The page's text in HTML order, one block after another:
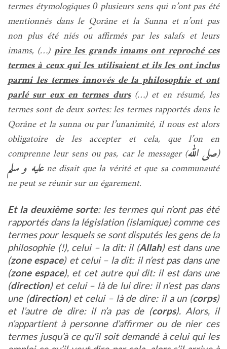
termes étymologiques 0plusieurs sens qui n’ont pas été
mentionnés dans le Qorâne et la Sunna et n’ont pas
non plus été niés ou affirmés par les salafs et leurs
imams, (…)pire les grands imams ont reproché ces
termes à ceux qui les utilisaient et ils les ont inclus
parmi les termes innovés de la philosophie et ont
parlé sur eux en termes durs(…) et en résumé, les
termes sont de deux sortes: les termes rapportés dans le
Qorâne et la sunna ou par l’unanimité, il nous est alors
obligatoire de les accepter et cela, que l’on en
comprenne leur sens ou pas, car le messager (
(صلى الله
عليه و سلمne disait que la vérité et que sa communauté
ne peut se réunir sur un égarement.
Et la deuxième sorte: les termes qui n’ont pas été
rapportés dans la législation (islamique) comme ces
termes pour lesquels se sont disputés les gens de la
philosophie (!), celui – la dit: il (Allah) est dans une
(zone espace) et celui – la dit: il n’est pas dans une
(zone espace), et cet autre qui dit: il est dans une
(direction) et celui – là de lui dire: il n’est pas dans
une (direction) et celui – là de dire: il a un (corps)
et l’autre de dire: il n’a pas de (corps). Alors, il
n’appartient à personne d’affirmer ou de nier ces
termes jusqu’à ce qu’il soit demandé à celui qui les